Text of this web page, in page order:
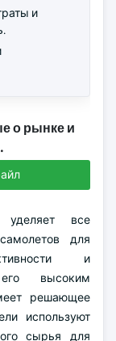
и
о рынке и
уделяет все
для
и
высоким
решающее
используют
сырья для